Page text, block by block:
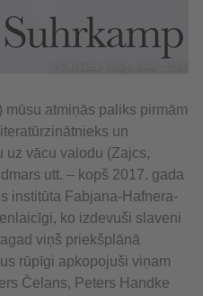
mūsu atmiņās paliks pirmām
un
uz vācu valodu (Zajcs,
utt. – kopš 2017. gada
institūta Fabjana-Hafnera-
ko izdevuši slaveni
viņš priekšplānā
rūpīgi apkopojuši viņam
Čelans, Peters Handke